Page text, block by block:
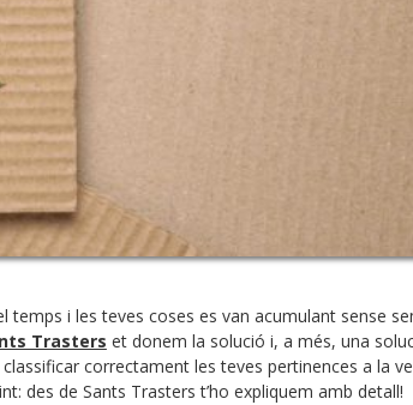
i les teves coses es van acumulant sense
Trasters et donem la solució i, a més, una
correctament les teves pertinences a la
des de Sants Trasters t’ho expliquem amb detall!